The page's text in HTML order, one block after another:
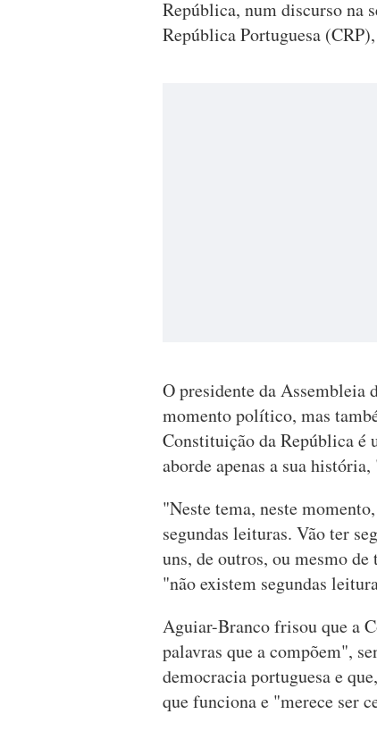
República, num discurso na
República Portuguesa
O presidente da Assembleia
momento político, mas
Constituição da República é
aborde apenas a sua
"Neste tema, neste
segundas leituras. Vão ter
uns, de outros, ou mesmo
"não existem segundas
Aguiar-Branco frisou que a
palavras que a compõem",
democracia portuguesa e
que funciona e "merece ser